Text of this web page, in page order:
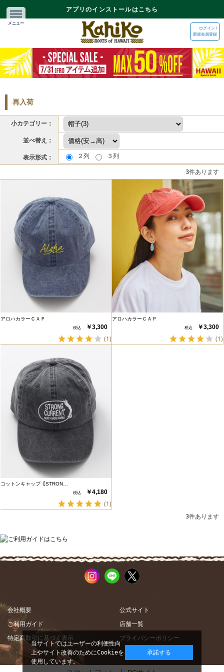
アプリのインストールはこちら
ログイン /
新規会員登録
再入荷
小カテゴリー：
並べ替え：
表示形式： ２列 ３列
3件あります
アロハカラーＣＡＰ
￥3,300
(1)
アロハカラーＣＡＰ
￥3,300
(1)
コットンキャップ【STRON…
￥4,180
(1)
3件あります
会社概要
公式サイト
ご利用ガイド
店舗一覧
特定商取引に基づく表示
プライバシーポリシー
当サイトではユーザーの利便性向
上やサイト改善のためにCookieを
使用しています。
承諾する